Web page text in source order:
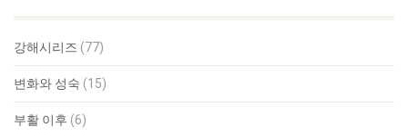
강해시리즈 (77)
변화와 성숙 (15)
부활 이후 (6)